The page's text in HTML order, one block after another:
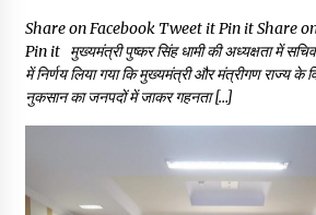
Share on Facebook Tweet it Pin it Share
Pin it मुख्यमंत्री पुष्कर सिंह धामी की अध्यक्षता में
में निर्णय लिया गया कि मुख्यमंत्री और मंत्रीगण राज्य के
नुकसान का जनपदों में जाकर गहनता […]